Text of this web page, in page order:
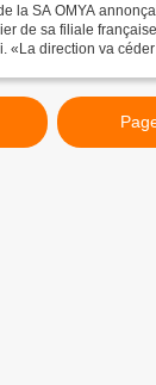
la SA OMYA
de sa filiale
«La direction va céder